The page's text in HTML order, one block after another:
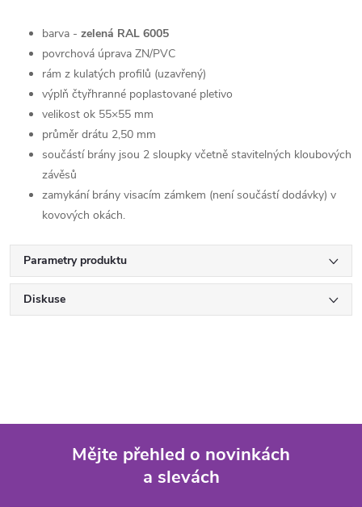
barva - zelená RAL 6005
povrchová úprava ZN/PVC
rám z kulatých profilů (uzavřený)
výplň čtyřhranné poplastované pletivo
velikost ok 55×55 mm
průměr drátu 2,50 mm
součástí brány jsou 2 sloupky včetně stavitelných kloubových
závěsů
zamykání brány visacím zámkem (není součástí dodávky) v
kovových okách.
Parametry produktu
Diskuse
Mějte přehled o novinkách
a slevách